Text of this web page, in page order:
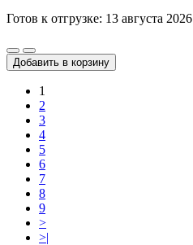
Готов к отгрузке: 13 августа 2026
Добавить в корзину
1
2
3
4
5
6
7
8
9
>
>|